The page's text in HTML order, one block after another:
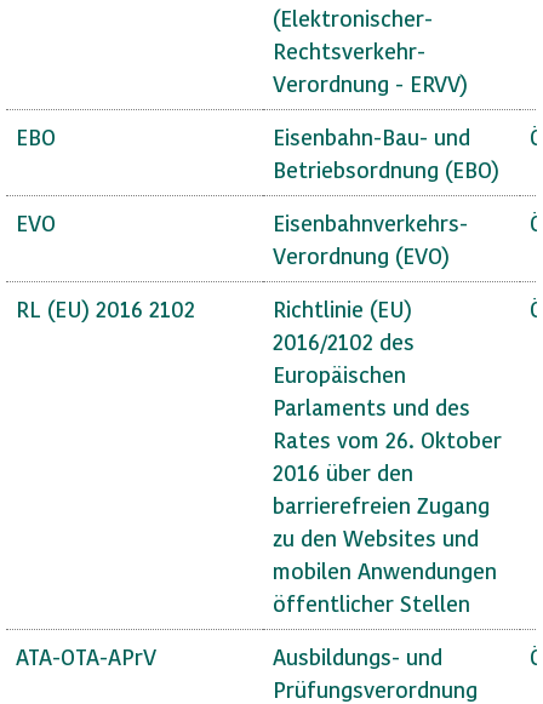
(Elektronischer-
Rechtsverkehr-
Verordnung - ERVV)
EBO
Eisenbahn-Bau- und
Betriebsordnung (EBO)
EVO
Eisenbahnverkehrs-
Verordnung (EVO)
RL (EU) 2016 2102
Richtlinie (EU)
2016/2102 des
Europäischen
Parlaments und des
Rates vom 26. Oktober
2016 über den
barrierefreien Zugang
zu den Websites und
mobilen Anwendungen
öffentlicher Stellen
ATA-OTA-APrV
Ausbildungs- und
Prüfungsverordnung